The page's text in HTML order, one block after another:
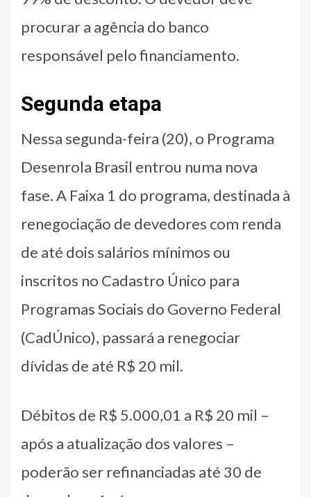
procurar a agência do banco
responsável pelo financiamento.
Segunda etapa
Nessa segunda-feira (20), o Programa
Desenrola Brasil entrou numa nova
fase. A Faixa 1 do programa, destinada à
renegociação de devedores com renda
de até dois salários mínimos ou
inscritos no Cadastro Único para
Programas Sociais do Governo Federal
(CadÚnico), passará a renegociar
dívidas de até R$ 20 mil.
Débitos de R$ 5.000,01 a R$ 20 mil –
após a atualização dos valores –
poderão ser refinanciadas até 30 de